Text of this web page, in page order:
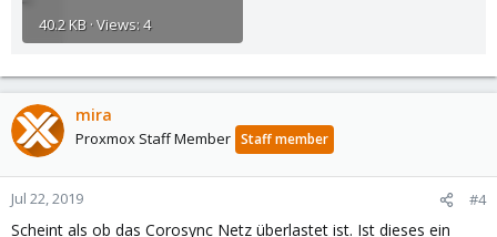
40.2 KB · Views: 4
mira
Proxmox Staff Member Staff member
Jul 22, 2019 #4
Scheint als ob das Corosync Netz überlastet ist. Ist dieses ein